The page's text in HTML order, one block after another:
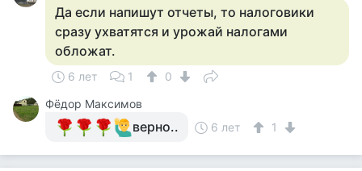
Да если напишут отчеты, то налоговики
сразу ухватятся и урожай налогами
обложат.
6 лет 1
0
Фёдор Максимов
верно.. 6 лет 1